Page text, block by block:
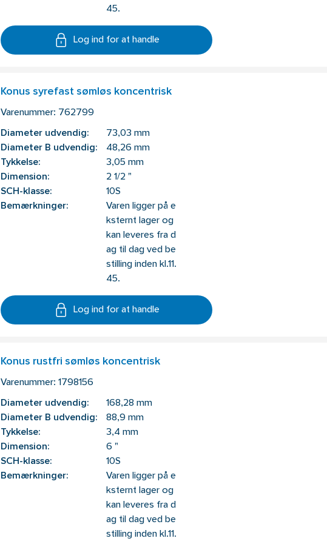
45.
Log ind for at handle
Konus syrefast sømløs koncentrisk
Varenummer: 762799
Diameter udvendig:
73,03 mm
Diameter B udvendig:
48,26 mm
Tykkelse:
3,05 mm
Dimension:
2 1/2 "
SCH-klasse:
10S
Bemærkninger:
Varen ligger på e
ksternt lager og
kan leveres fra d
ag til dag ved be
stilling inden kl.11.
45.
Log ind for at handle
Konus rustfri sømløs koncentrisk
Varenummer: 1798156
Diameter udvendig:
168,28 mm
Diameter B udvendig:
88,9 mm
Tykkelse:
3,4 mm
Dimension:
6 "
SCH-klasse:
10S
Bemærkninger:
Varen ligger på e
ksternt lager og
kan leveres fra d
ag til dag ved be
stilling inden kl.11.